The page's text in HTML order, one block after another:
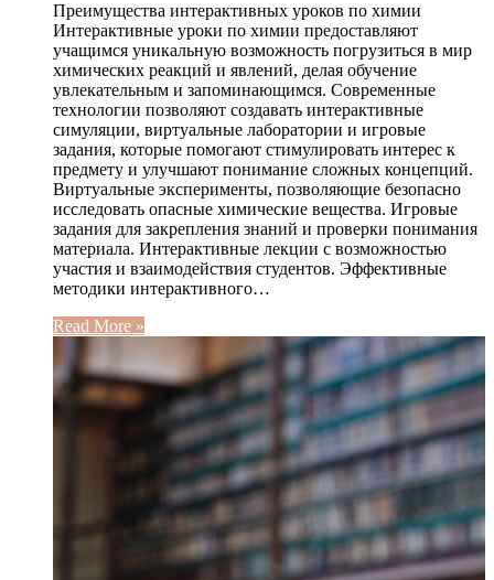
Преимущества интерактивных уроков по химии
Интерактивные уроки по химии предоставляют
учащимся уникальную возможность погрузиться в мир
химических реакций и явлений, делая обучение
увлекательным и запоминающимся. Современные
технологии позволяют создавать интерактивные
симуляции, виртуальные лаборатории и игровые
задания, которые помогают стимулировать интерес к
предмету и улучшают понимание сложных концепций.
Виртуальные эксперименты, позволяющие безопасно
исследовать опасные химические вещества. Игровые
задания для закрепления знаний и проверки понимания
материала. Интерактивные лекции с возможностью
участия и взаимодействия студентов. Эффективные
методики интерактивного…
Read More »